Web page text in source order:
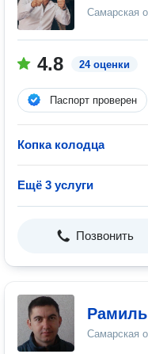
Самарская
4.8 24 оценки
Паспорт проверен
Копка колодца
Ещё 3 услуги
Позвонить
Самарская